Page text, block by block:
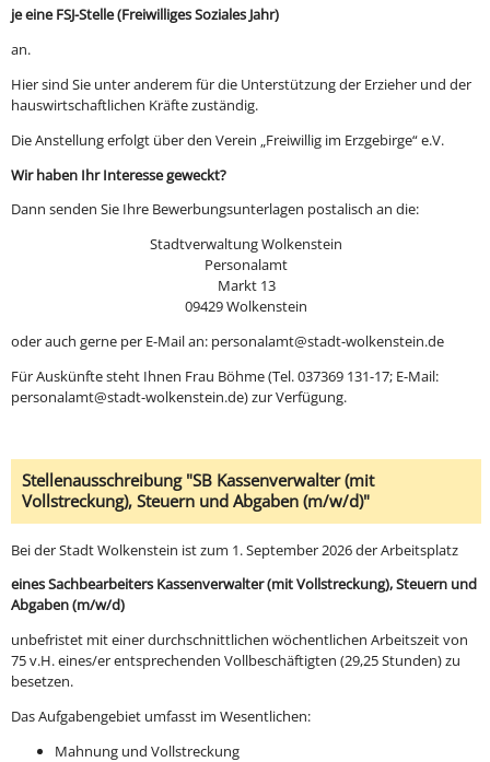
je eine FSJ-Stelle (Freiwilliges Soziales Jahr)
an.
Hier sind Sie unter anderem für die Unterstützung der Erzieher und der
hauswirtschaftlichen Kräfte zuständig.
Die Anstellung erfolgt über den Verein „Freiwillig im Erzgebirge“ e.V.
Wir haben Ihr Interesse geweckt?
Dann senden Sie Ihre Bewerbungsunterlagen postalisch an die:
Stadtverwaltung Wolkenstein
Personalamt
Markt 13
09429 Wolkenstein
oder auch gerne per E-Mail an: personalamt@stadt-wolkenstein.de
Für Auskünfte steht Ihnen Frau Böhme (Tel. 037369 131-17; E-Mail:
personalamt@stadt-wolkenstein.de) zur Verfügung.
Stellenausschreibung "SB Kassenverwalter (mit
Vollstreckung), Steuern und Abgaben (m/w/d)"
Bei der Stadt Wolkenstein ist zum 1. September 2026 der Arbeitsplatz
eines Sachbearbeiters Kassenverwalter (mit Vollstreckung), Steuern und
Abgaben (m/w/d)
unbefristet mit einer durchschnittlichen wöchentlichen Arbeitszeit von
75 v.H. eines/er entsprechenden Vollbeschäftigten (29,25 Stunden) zu
besetzen.
Das Aufgabengebiet umfasst im Wesentlichen:
Mahnung und Vollstreckung